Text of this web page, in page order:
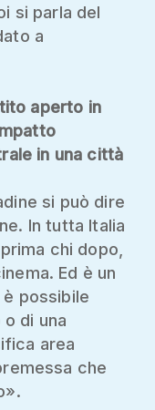
si parla del
a
aperto in
in una città
si può dire
In tutta Italia
chi dopo,
Ed è un
possibile
di una
area
che